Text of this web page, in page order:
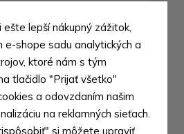
kožená mini
lepší nákupný zážitok,
e-shope sadu analytických a
ktoré nám s tým
tlačidlo "Prijať všetko"
a odovzdaním našim
na reklamných sieťach.
si môžete upraviť